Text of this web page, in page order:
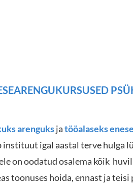
arenguksjatööalaseks
instituut igal aastal terve hulga
on oodatud osalema kõik
toonuses hoida, ennast ja